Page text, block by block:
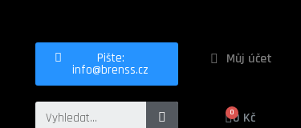
Pište:
info@brenss.cz
Můj účet
0 Kč